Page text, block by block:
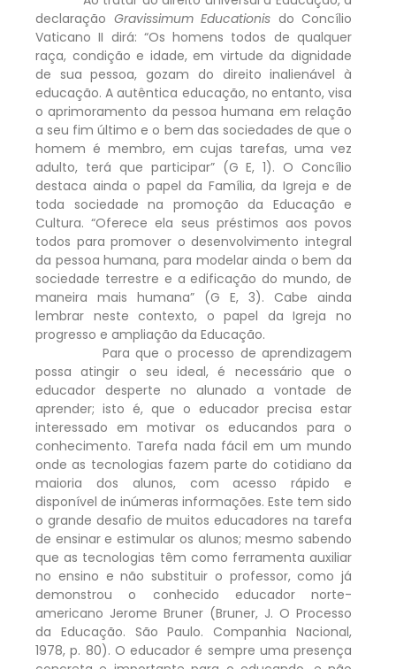
declaração Gravissimum Educationis do Concílio
Vaticano II dirá: “Os homens todos de qualquer
raça, condição e idade, em virtude da dignidade
de sua pessoa, gozam do direito inalienável à
educação. A autêntica educação, no entanto, visa
o aprimoramento da pessoa humana em relação
a seu fim último e o bem das sociedades de que o
homem é membro, em cujas tarefas, uma vez
adulto, terá que participar” (G E, 1). O Concílio
destaca ainda o papel da Família, da Igreja e de
toda sociedade na promoção da Educação e
Cultura. “Oferece ela seus préstimos aos povos
todos para promover o desenvolvimento integral
da pessoa humana, para modelar ainda o bem da
sociedade terrestre e a edificação do mundo, de
maneira mais humana” (G E, 3). Cabe ainda
lembrar neste contexto, o papel da Igreja no
progresso e ampliação da Educação.
Para que o processo de aprendizagem
possa atingir o seu ideal, é necessário que o
educador desperte no alunado a vontade de
aprender; isto é, que o educador precisa estar
interessado em motivar os educandos para o
conhecimento. Tarefa nada fácil em um mundo
onde as tecnologias fazem parte do cotidiano da
maioria dos alunos, com acesso rápido e
disponível de inúmeras informações. Este tem sido
o grande desafio de muitos educadores na tarefa
de ensinar e estimular os alunos; mesmo sabendo
que as tecnologias têm como ferramenta auxiliar
no ensino e não substituir o professor, como já
demonstrou o conhecido educador norte-
americano Jerome Bruner (Bruner, J. O Processo
da Educação. São Paulo. Companhia Nacional,
1978, p. 80). O educador é sempre uma presença